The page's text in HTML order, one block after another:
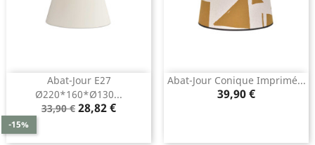
Abat-Jour E27
Ø220*160*ø130...
Prix
33,90 €
-15%
Prix
28,82 €
Abat-Jour Conique Imprimé...
Prix
39,90 €